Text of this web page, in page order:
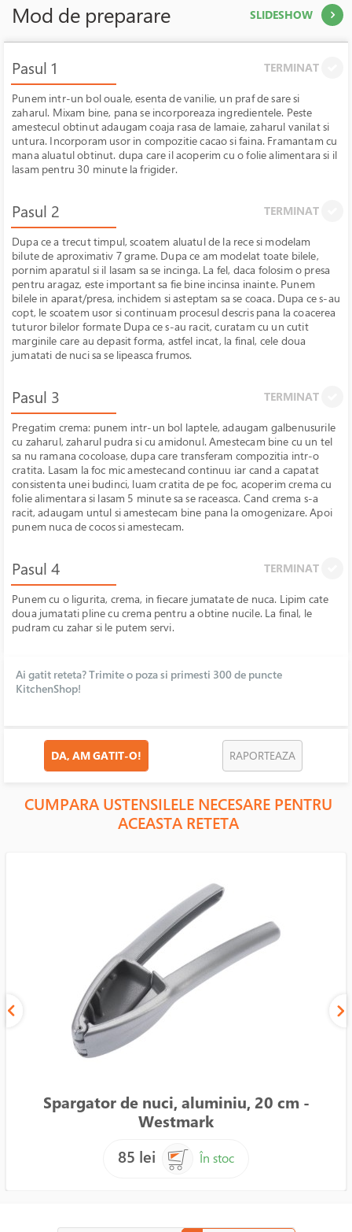
Mod de preparare SLIDESHOW
Pasul 1 TERMINAT
Punem intr-un bol ouale, esenta de vanilie, un praf de sare si
zaharul. Mixam bine, pana se incorporeaza ingredientele. Peste
amestecul obtinut adaugam coaja rasa de lamaie, zaharul vanilat si
untura. Incorporam usor in compozitie cacao si faina. Framantam cu
mana aluatul obtinut. dupa care il acoperim cu o folie alimentara si il
lasam pentru 30 minute la frigider.
Pasul 2 TERMINAT
Dupa ce a trecut timpul, scoatem aluatul de la rece si modelam
bilute de aproximativ 7 grame. Dupa ce am modelat toate bilele,
pornim aparatul si il lasam sa se incinga. La fel, daca folosim o presa
pentru aragaz, este important sa fie bine incinsa inainte. Punem
bilele in aparat/presa, inchidem si asteptam sa se coaca. Dupa ce s-au
copt, le scoatem usor si continuam procesul descris pana la coacerea
tuturor bilelor formate Dupa ce s-au racit, curatam cu un cutit
marginile care au depasit forma, astfel incat, la final, cele doua
jumatati de nuci sa se lipeasca frumos.
Pasul 3 TERMINAT
Pregatim crema: punem intr-un bol laptele, adaugam galbenusurile
cu zaharul, zaharul pudra si cu amidonul. Amestecam bine cu un tel
sa nu ramana cocoloase, dupa care transferam compozitia intr-o
cratita. Lasam la foc mic amestecand continuu iar cand a capatat
consistenta unei budinci, luam cratita de pe foc, acoperim crema cu
folie alimentara si lasam 5 minute sa se raceasca. Cand crema s-a
racit, adaugam untul si amestecam bine pana la omogenizare. Apoi
punem nuca de cocos si amestecam.
Pasul 4 TERMINAT
Punem cu o ligurita, crema, in fiecare jumatate de nuca. Lipim cate
doua jumatati pline cu crema pentru a obtine nucile. La final, le
pudram cu zahar si le putem servi.
Ai gatit reteta? Trimite o poza si primesti 300 de puncte
KitchenShop!
DA, AM GATIT-O! RAPORTEAZA
CUMPARA USTENSILELE NECESARE PENTRU
ACEASTA RETETA
Spargator de nuci, aluminiu, 20 cm -
Westmark
85 lei
În stoc